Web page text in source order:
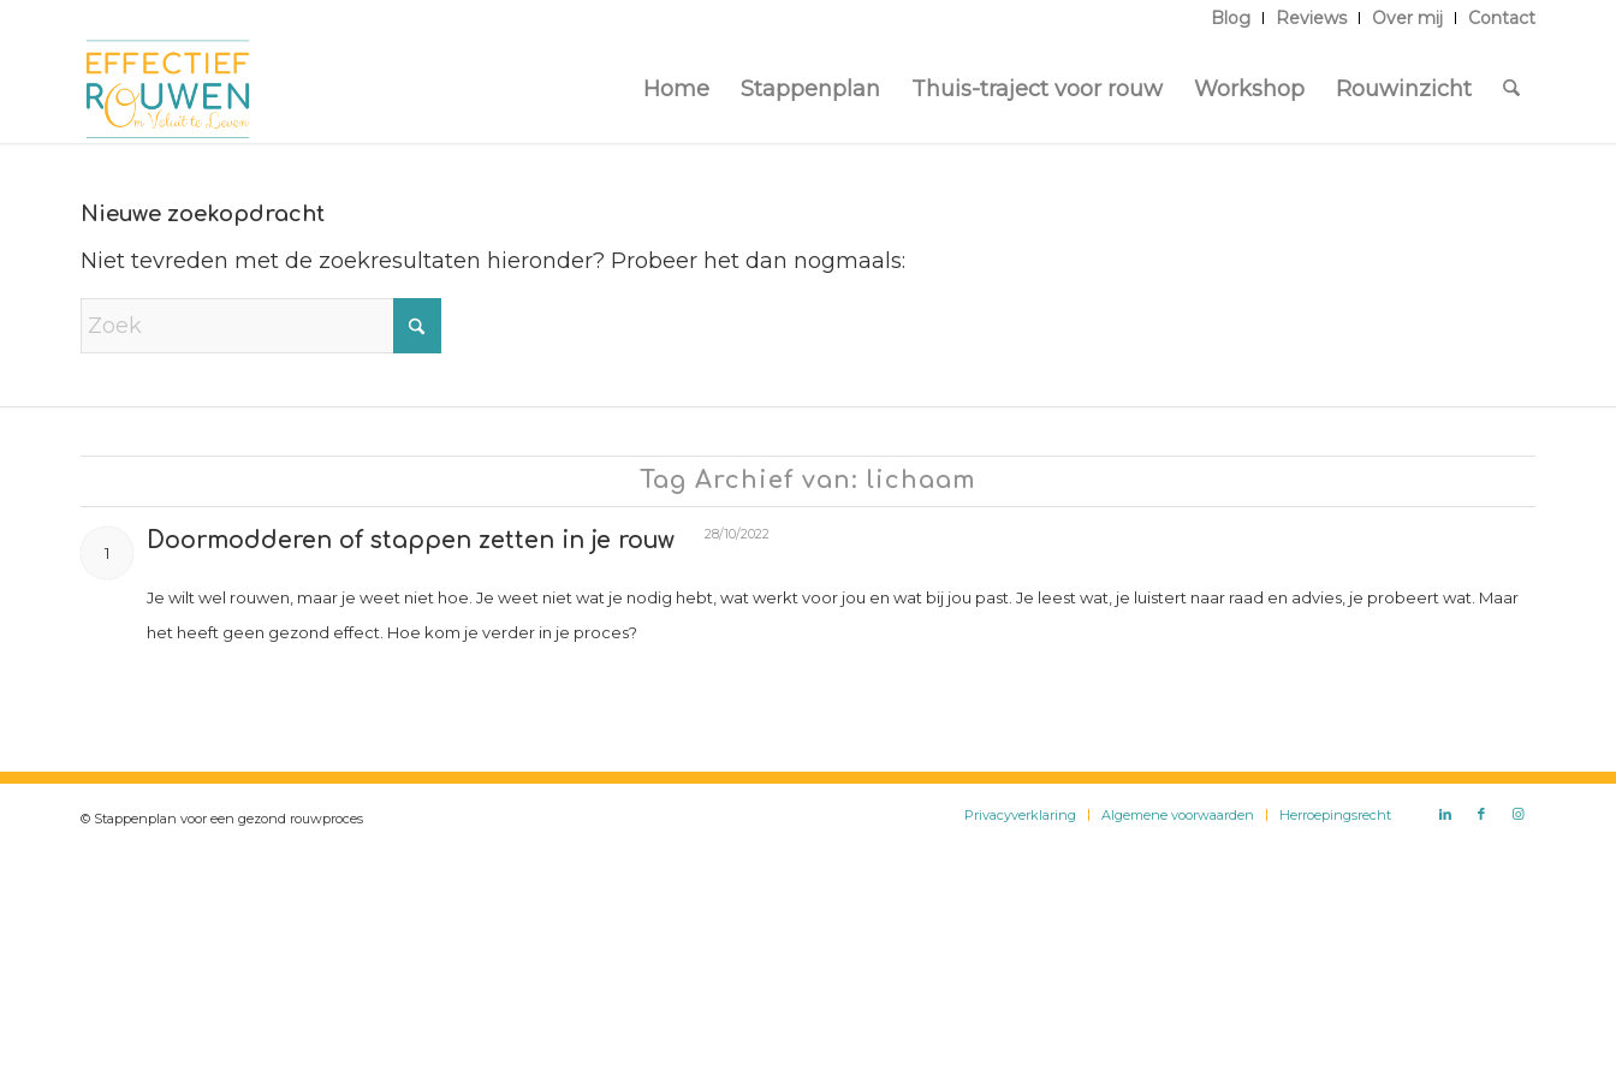
Blog Reviews Over mij Contact
Home Stappenplan Thuis-traject voor rouw Workshop Rouwinzicht
Nieuwe zoekopdracht
Niet tevreden met de zoekresultaten hieronder? Probeer het dan nogmaals:
Tag Archief van: lichaam
1 Doormodderen of stappen zetten in je rouw 28/10/2022
Je wilt wel rouwen, maar je weet niet hoe. Je weet niet wat je nodig hebt, wat werkt voor jou en wat bij jou past. Je leest wat, je luistert naar raad en advies, je probeert wat. Maar
het heeft geen gezond effect. Hoe kom je verder in je proces?
© Stappenplan voor een gezond rouwproces Privacyverklaring Algemene voorwaarden Herroepingsrecht